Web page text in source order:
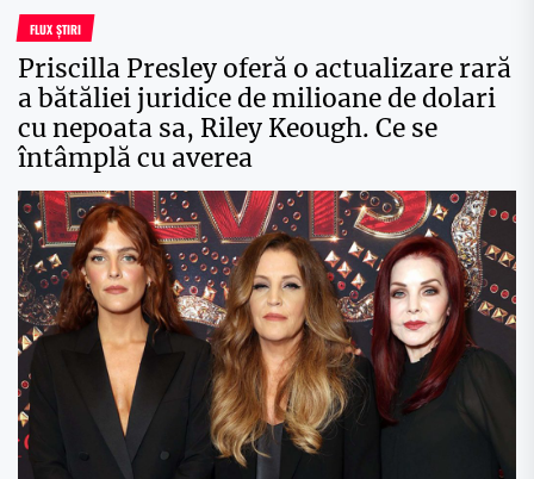
FLUX ȘTIRI
Priscilla Presley oferă o actualizare rară
a bătăliei juridice de milioane de dolari
cu nepoata sa, Riley Keough. Ce se
întâmplă cu averea